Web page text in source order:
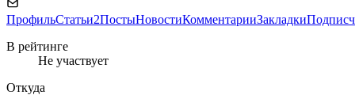
ПрофильСтатьи2ПостыНовостиКомментарииЗакладки
В рейтинге
Не участвует
Откуда